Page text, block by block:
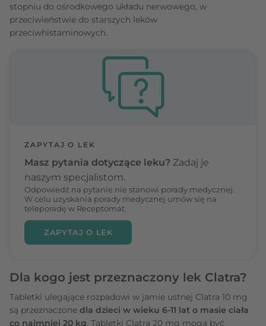
stopniu do ośrodkowego układu nerwowego, w
przeciwieństwie do starszych leków
przeciwhistaminowych.
ZAPYTAJ O LEK
Masz pytania dotyczące leku? Zadaj je
naszym specjalistom.
Odpowiedź na pytanie nie stanowi porady medycznej.
W celu uzyskania porady medycznej umów się na
teleporadę w Receptomat.
ZAPYTAJ O LEK
Dla kogo jest przeznaczony lek Clatra?
Tabletki ulegające rozpadowi w jamie ustnej Clatra 10 mg
są przeznaczone dla dzieci w wieku 6-11 lat o masie ciała
co najmniej 20 kg. Tabletki Clatra 20 mg mogą być